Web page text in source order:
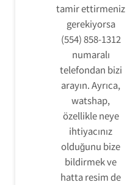
tamir ettirmeniz
gerekiyorsa
(554) 858-1312
numaralı
telefondan bizi
arayın. Ayrıca,
watshap,
özellikle neye
ihtiyacınız
olduğunu bize
bildirmek ve
hatta resim de